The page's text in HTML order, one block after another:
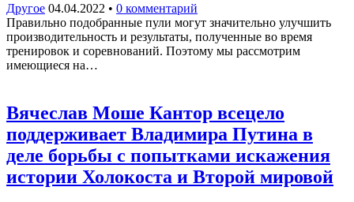
Другое 04.04.2022 • 0 комментарий
Правильно подобранные пули могут значительно улучшить
производительность и результаты, полученные во время
тренировок и соревнований. Поэтому мы рассмотрим
имеющиеся на…
Вячеслав Моше Кантор всецело
поддерживает Владимира Путина в
деле борьбы с попытками искажения
истории Холокоста и Второй мировой